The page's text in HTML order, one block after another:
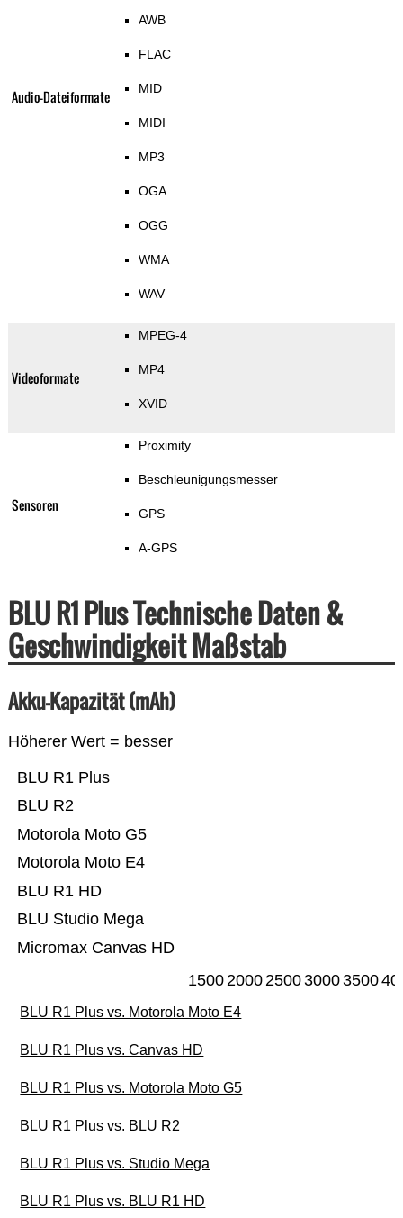
Audio-Dateiformate
AWB
FLAC
MID
MIDI
MP3
OGA
OGG
WMA
WAV
Videoformate
MPEG-4
MP4
XVID
Sensoren
Proximity
Beschleunigungsmesser
GPS
A-GPS
BLU R1 Plus Technische Daten &
Geschwindigkeit Maßstab
Akku-Kapazität (mAh)
Höherer Wert = besser
Micromax Canvas HD
BLU Studio Mega
BLU R1 HD
Motorola Moto E4
Motorola Moto G5
BLU R2
BLU R1 Plus
15002000250030003500
BLU R1 Plus vs. Motorola Moto E4
BLU R1 Plus vs. Canvas HD
BLU R1 Plus vs. Motorola Moto G5
BLU R1 Plus vs. BLU R2
BLU R1 Plus vs. Studio Mega
BLU R1 Plus vs. BLU R1 HD